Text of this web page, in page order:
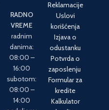
RADNO
VREME
radnim
danima:
08:00 –
16:00
subotom:
08:00 –
14:00
Reklamacije
Uslovi
korišćenja
Izjava o
odustanku
Potvrda o
zaposlenju
Formular za
kredite
Kalkulator